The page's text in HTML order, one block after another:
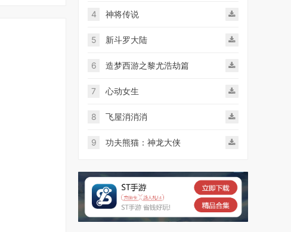
4 神将传说
5 新斗罗大陆
6 造梦西游之黎尤浩劫篇
7 心动女生
8 飞屋消消消
9 功夫熊猫：神龙大侠